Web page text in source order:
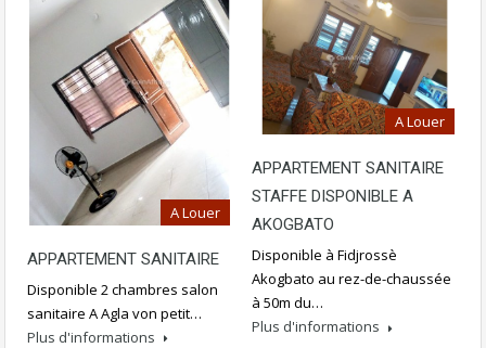
A Louer
APPARTEMENT SANITAIRE
Disponible 2 chambres salon
sanitaire A Agla von petit…
Plus d'informations
A Louer
APPARTEMENT SANITAIRE
STAFFE DISPONIBLE A
AKOGBATO
Disponible à Fidjrossè
Akogbato au rez-de-chaussée
à 50m du…
Plus d'informations